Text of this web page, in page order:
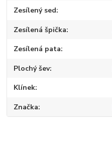
Zesílený sed
Zesílená špička
Zesílená pata
Plochý šev
Klínek
Značka